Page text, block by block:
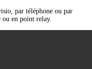
par téléphone ou par
en point relay.